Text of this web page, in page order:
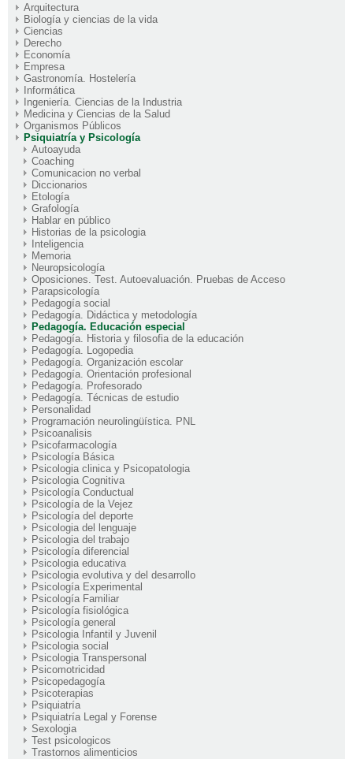
Arquitectura
Biología y ciencias de la vida
Ciencias
Derecho
Economía
Empresa
Gastronomía. Hostelería
Informática
Ingeniería. Ciencias de la Industria
Medicina y Ciencias de la Salud
Organismos Públicos
Psiquiatría y Psicología
Autoayuda
Coaching
Comunicacion no verbal
Diccionarios
Etología
Grafología
Hablar en público
Historias de la psicologia
Inteligencia
Memoria
Neuropsicología
Oposiciones. Test. Autoevaluación. Pruebas de Acceso
Parapsicología
Pedagogía social
Pedagogía. Didáctica y metodología
Pedagogía. Educación especial
Pedagogía. Historia y filosofia de la educación
Pedagogía. Logopedia
Pedagogía. Organización escolar
Pedagogía. Orientación profesional
Pedagogía. Profesorado
Pedagogía. Técnicas de estudio
Personalidad
Programación neurolingüística. PNL
Psicoanalisis
Psicofarmacología
Psicología Básica
Psicologia clinica y Psicopatologia
Psicologia Cognitiva
Psicología Conductual
Psicología de la Vejez
Psicología del deporte
Psicologia del lenguaje
Psicologia del trabajo
Psicología diferencial
Psicologia educativa
Psicologia evolutiva y del desarrollo
Psicología Experimental
Psicología Familiar
Psicología fisiológica
Psicología general
Psicologia Infantil y Juvenil
Psicologia social
Psicologia Transpersonal
Psicomotricidad
Psicopedagogía
Psicoterapias
Psiquiatría
Psiquiatría Legal y Forense
Sexologia
Test psicologicos
Trastornos alimenticios